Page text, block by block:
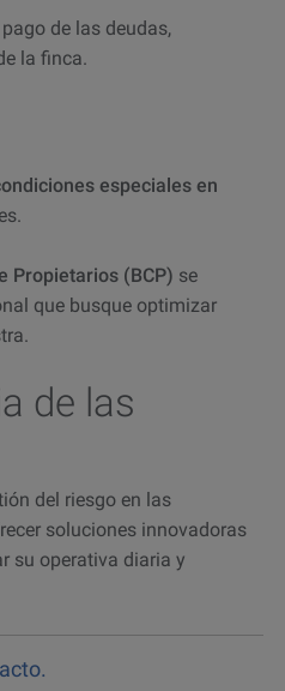
de las deudas,
la finca.
especiales en
Propietarios (BCP) se
que busque optimizar
de las
del riesgo en las
soluciones innovadoras
su operativa diaria y
.